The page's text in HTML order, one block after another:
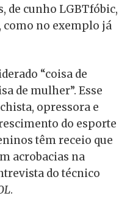
cunho LGBTfóbic,
como no exemplo já
“coisa de
de mulher”. Esse
opressora e
do esporte
têm receio que
acrobacias na
do técnico
.